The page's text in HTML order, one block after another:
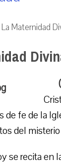
La Maternidad
de fe de la
del
se recita en